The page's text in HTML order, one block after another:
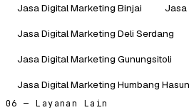
Jasa Digital Marketing Binjai
Jasa
Jasa Digital Marketing Deli Serdang
Jasa Digital Marketing Gunungsitoli
Jasa Digital Marketing Humbang
06 — Layanan Lain